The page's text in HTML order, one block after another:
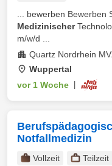
... bewerben
Medizinischer
m⁠/⁠w⁠/⁠d ...
Quartz Nordrhein
Wuppertal
vor 1 Woche
Notfallmedizin
Vollzeit Teilzeit